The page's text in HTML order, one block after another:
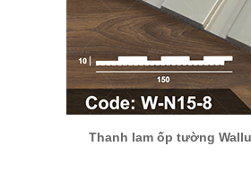
Thanh lam ốp tường